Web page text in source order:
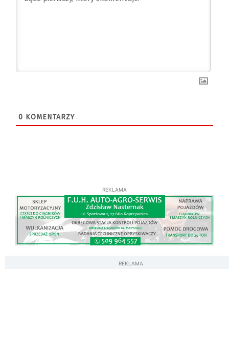
0 KOMENTARZY
REKLAMA
REKLAMA